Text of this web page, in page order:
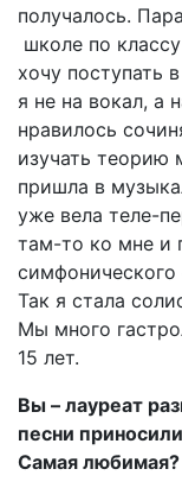
получалось.
школе по
хочу поступать
я не на вокал, а
нравилось
изучать теорию
пришла в
уже вела теле-
там-то ко мне и
Так я стала
Мы много
15 лет.
Вы – лауреат
песни
Самая